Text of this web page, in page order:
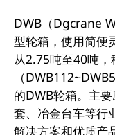
DWB（Dgcrane
型轮箱，使用简便
从2.75吨至40吨，
（
的DWB轮箱。主
套、冶金台车等行
解决方案和优质产